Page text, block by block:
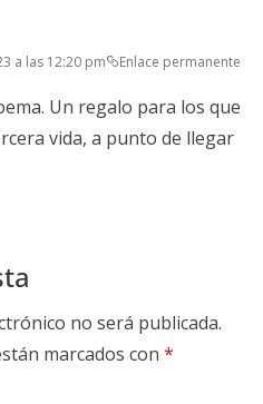
a las 12:20 pm Enlace permanente
Un regalo para los que
vida, a punto de llegar
no será publicada.
marcados con *